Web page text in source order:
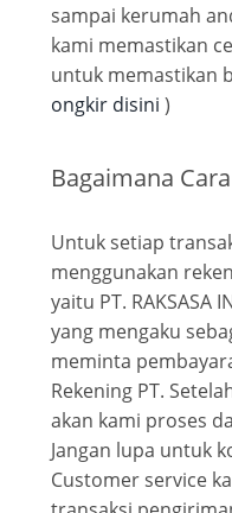
sampai kerumah
kami memastikan
untuk memastikan
ongkir disini )
Bagaimana
Untuk setiap
menggunakan
yaitu PT. RAKSASA
yang mengaku
meminta
Rekening PT.
akan kami proses
Jangan lupa untuk
Customer service